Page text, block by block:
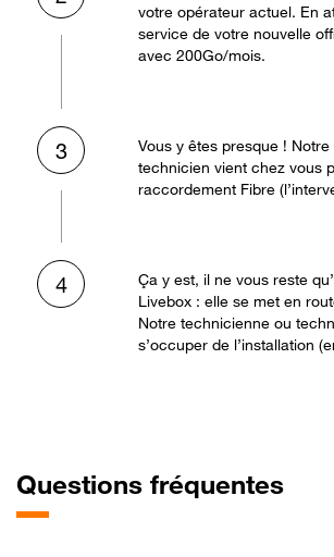
votre opérateur actuel. En
service de votre nouvelle
avec 200Go/mois.
3
Vous y êtes presque !
technicien vient chez vous
raccordement Fibre
4
Ça y est, il ne vous reste
Livebox : elle se met en
Notre technicienne ou
s’occuper de l’installation
Questions fréquentes